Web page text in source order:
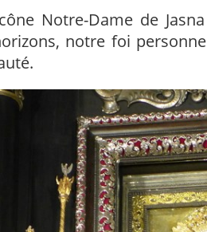
Notre-Dame de
notre foi